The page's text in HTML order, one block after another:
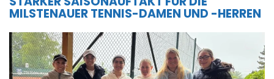
MILSTENAUER TENNIS-DAMEN UND -HERREN